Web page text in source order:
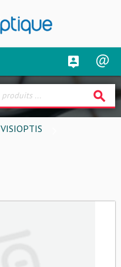
search
VISIOPTIS